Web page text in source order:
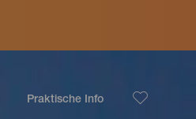
Praktische Info